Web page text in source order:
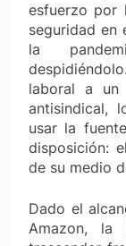
esfuerzo por
seguridad en
la
laboral a un
antisindical,
usar la
disposición:
de su medio
Dado el
Amazon, la